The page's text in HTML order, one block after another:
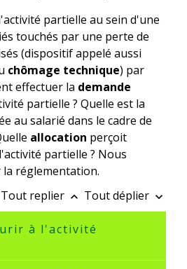
partielle au sein d'une
touchés par une perte de
(dispositif appelé aussi
chômage technique) par
effectuer la demande
partielle ? Quelle est la
au salarié dans le cadre de
allocation perçoit
partielle ? Nous
réglementation.
Tout replier keyboard_arrow_up Tout déplier keyboard_arrow_down
à l'activité